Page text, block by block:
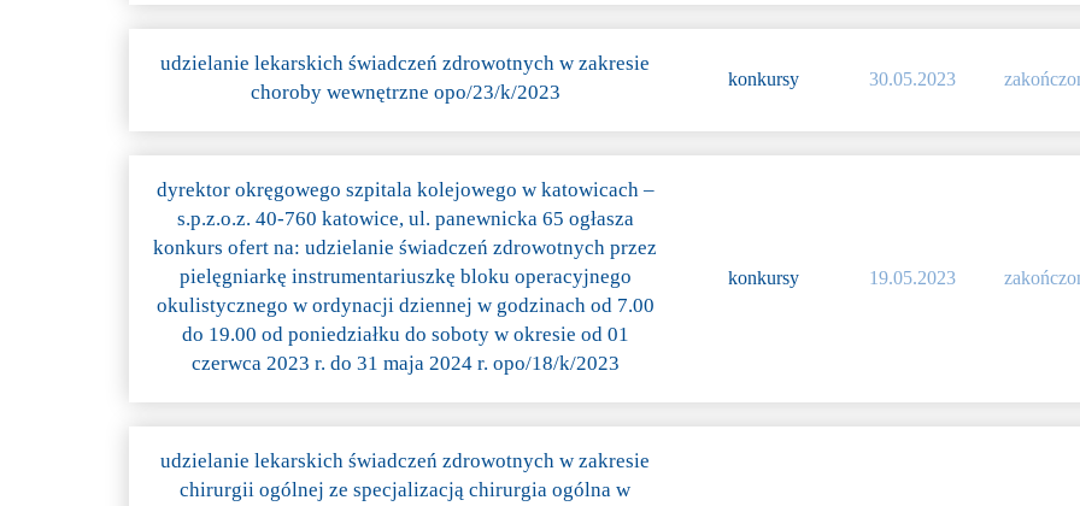
udzielanie lekarskich świadczeń zdrowotnych w zakresie
choroby wewnętrzne opo/23/k/2023
konkursy 30.05.2023
dyrektor okręgowego szpitala kolejowego w katowicach –
s.p.z.o.z. 40-760 katowice, ul. panewnicka 65 ogłasza
konkurs ofert na: udzielanie świadczeń zdrowotnych przez
pielęgniarkę instrumentariuszkę bloku operacyjnego
okulistycznego w ordynacji dziennej w godzinach od 7.00
do 19.00 od poniedziałku do soboty w okresie od 01
czerwca 2023 r. do 31 maja 2024 r. opo/18/k/2023
konkursy 19.05.2023
udzielanie lekarskich świadczeń zdrowotnych w zakresie
chirurgii ogólnej ze specjalizacją chirurgia ogólna w